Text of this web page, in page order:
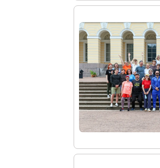
О билетах, льготах и услугах
Правила покупки и возврата
Правила посещения музея
Высказать мнение /
Экскурсии
Лекции и абонементы
Лекторий
Лекции
Абонементы